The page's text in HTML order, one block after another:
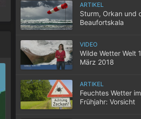
ARTIKEL
Sturm, Orkan und
Beaufortskala
VIDEO
Wilde Wetter Welt
März 2018
ARTIKEL
Feuchtes Wetter im
Frühjahr: Vorsicht